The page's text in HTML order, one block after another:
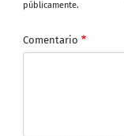
públicamente.
Comentario